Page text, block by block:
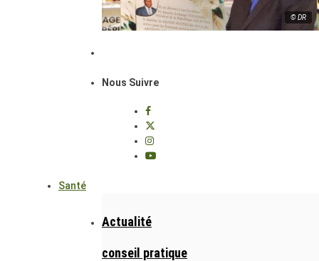
© DR
Nous Suivre
Santé
Actualité
conseil pratique